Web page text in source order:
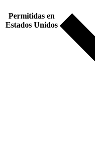
Permitidas en
Estados Unidos